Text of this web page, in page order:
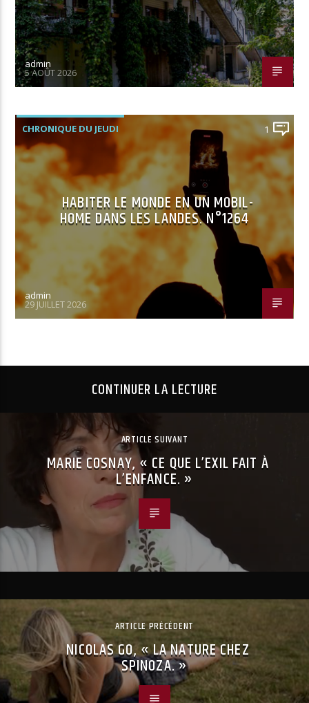
admin
5 AOÛT 2026
CHRONIQUE DU JEUDI 1
HABITER LE MONDE EN UN MOBIL-
HOME DANS LES LANDES. N°1264
admin
29 JUILLET 2026
CONTINUER LA LECTURE
ARTICLE SUIVANT
MARIE COSNAY, « CE QUE L’EXIL FAIT À
L’ENFANCE. »
ARTICLE PRÉCÉDENT
NICOLAS GO, « LA NATURE CHEZ
SPINOZA. »